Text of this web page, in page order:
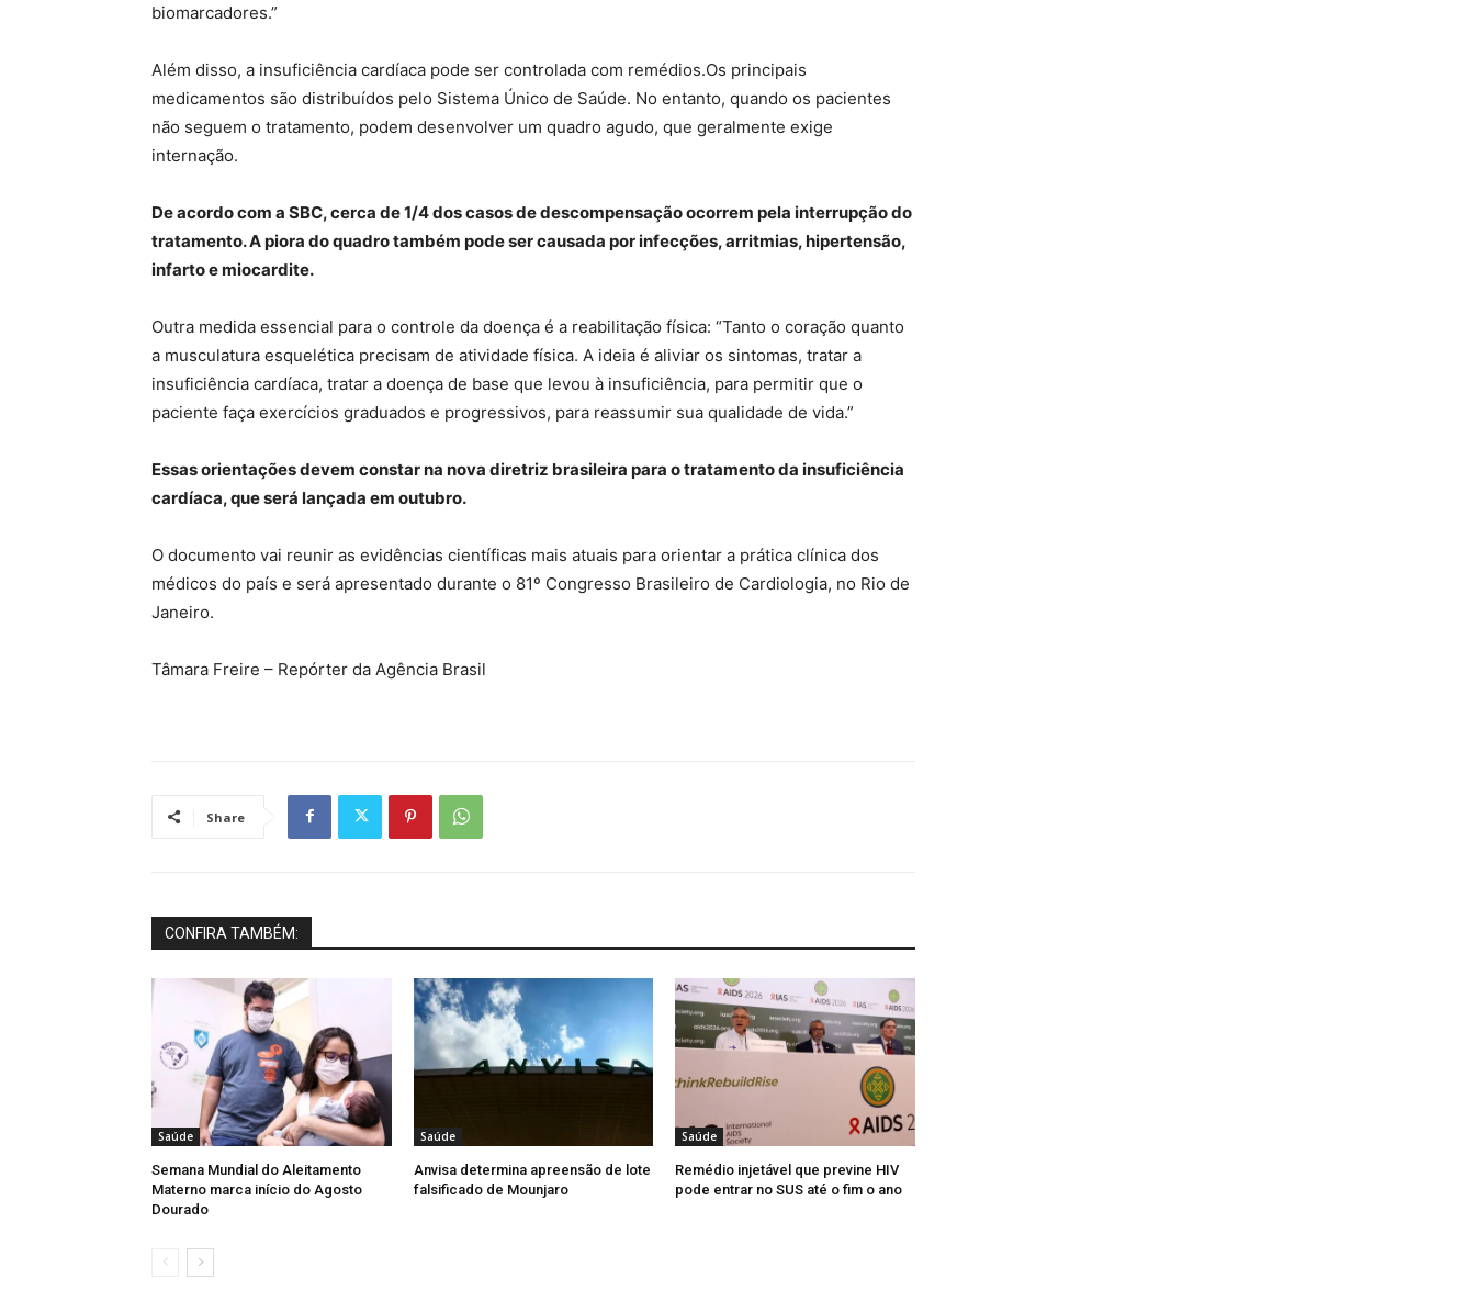
biomarcadores.”
Além disso, a insuficiência cardíaca pode ser controlada com remédios.Os principais
medicamentos são distribuídos pelo Sistema Único de Saúde. No entanto, quando os pacientes
não seguem o tratamento, podem desenvolver um quadro agudo, que geralmente exige
internação.
De acordo com a SBC, cerca de 1/4 dos casos de descompensação ocorrem pela interrupção do
tratamento. A piora do quadro também pode ser causada por infecções, arritmias, hipertensão,
infarto e miocardite.
Outra medida essencial para o controle da doença é a reabilitação física: “Tanto o coração quanto
a musculatura esquelética precisam de atividade física. A ideia é aliviar os sintomas, tratar a
insuficiência cardíaca, tratar a doença de base que levou à insuficiência, para permitir que o
paciente faça exercícios graduados e progressivos, para reassumir sua qualidade de vida.”
Essas orientações devem constar na nova diretriz brasileira para o tratamento da insuficiência
cardíaca, que será lançada em outubro.
O documento vai reunir as evidências científicas mais atuais para orientar a prática clínica dos
médicos do país e será apresentado durante o 81º Congresso Brasileiro de Cardiologia, no Rio de
Janeiro.
Tâmara Freire – Repórter da Agência Brasil
Share
CONFIRA TAMBÉM:
Saúde
Semana Mundial do Aleitamento
Materno marca início do Agosto
Dourado
Saúde
Anvisa determina apreensão de lote
falsificado de Mounjaro
Saúde
Remédio injetável que previne HIV
pode entrar no SUS até o fim o ano